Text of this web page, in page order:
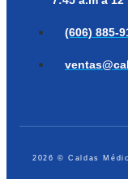
(606) 885-
2026 © Caldas